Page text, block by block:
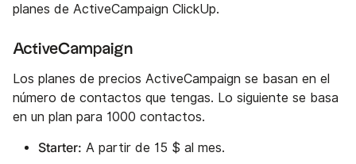
planes de ActiveCampaign ClickUp.
ActiveCampaign
Los planes de precios ActiveCampaign se basan en el
número de contactos que tengas. Lo siguiente se basa
en un plan para 1000 contactos.
Starter: A partir de 15 $ al mes.